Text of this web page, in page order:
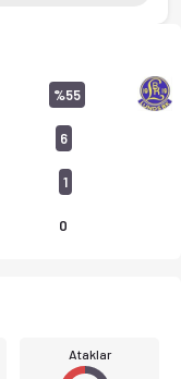
%55
6
1
0
Ataklar